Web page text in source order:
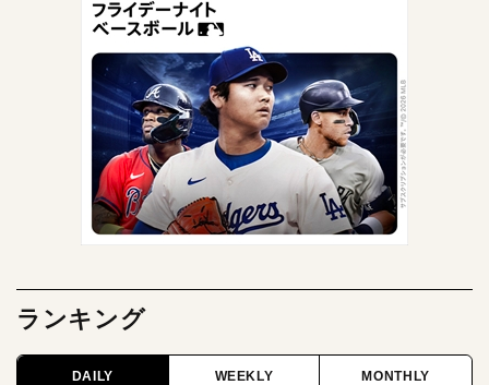
ランキング
DAILY WEEKLY MONTHLY